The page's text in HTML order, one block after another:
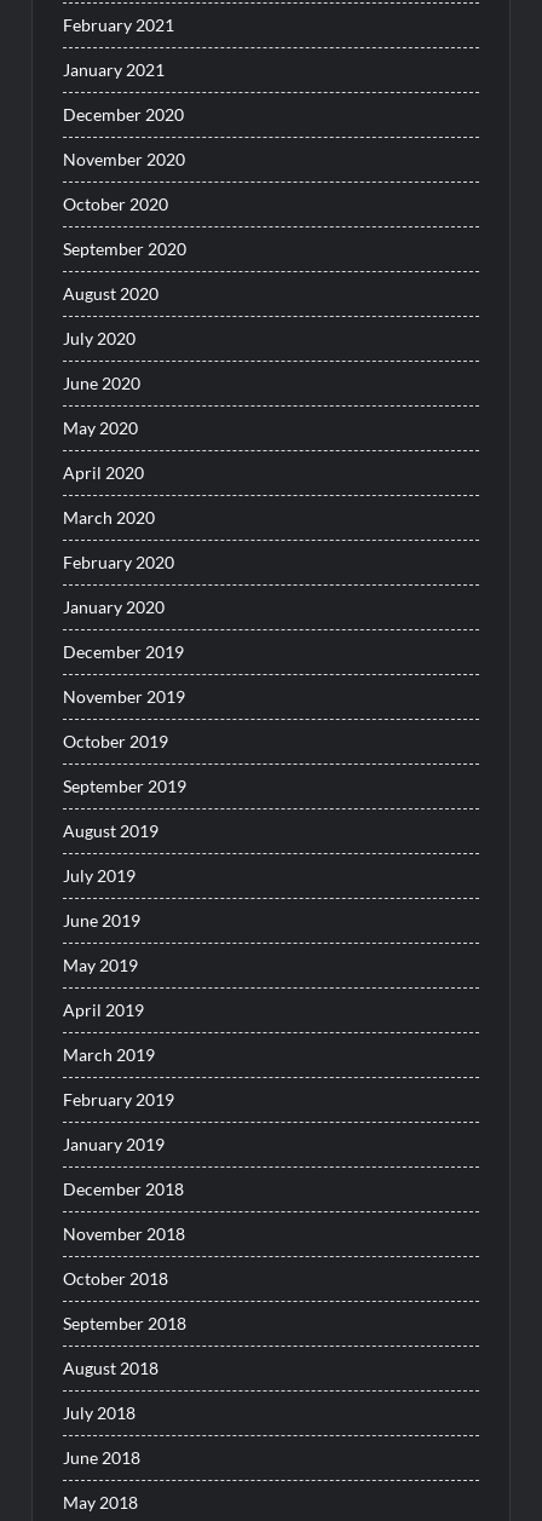
February 2021
January 2021
December 2020
November 2020
October 2020
September 2020
August 2020
July 2020
June 2020
May 2020
April 2020
March 2020
February 2020
January 2020
December 2019
November 2019
October 2019
September 2019
August 2019
July 2019
June 2019
May 2019
April 2019
March 2019
February 2019
January 2019
December 2018
November 2018
October 2018
September 2018
August 2018
July 2018
June 2018
May 2018